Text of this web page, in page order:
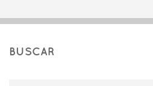
BUSCAR